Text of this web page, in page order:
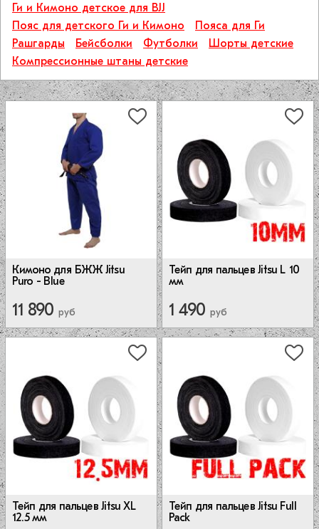
Ги и Кимоно детское для BJJ
Пояс для детского Ги и Кимоно
Пояса для Ги
Рашгарды
Бейсболки Футболки
Шорты детские
Компрессионные штаны детские
Кимоно для БЖЖ Jitsu
Puro - Blue
11 890 руб
Тейп для пальцев Jitsu L 10
мм
1 490 руб
Тейп для пальцев Jitsu XL
12.5 мм
Тейп для пальцев Jitsu Full
Pack